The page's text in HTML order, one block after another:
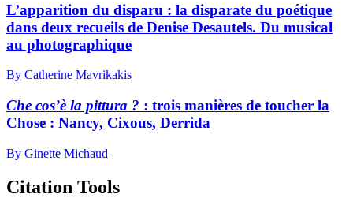
L’apparition du disparu : la disparate du poétique
dans deux recueils de Denise Desautels. Du musical
au photographique
By Catherine Mavrikakis
Che cos’è la pittura ? : trois manières de toucher la
Chose : Nancy, Cixous, Derrida
By Ginette Michaud
Citation Tools